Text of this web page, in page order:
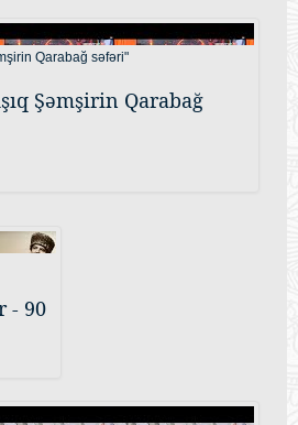
Şəmşirin Qarabağ
- 90